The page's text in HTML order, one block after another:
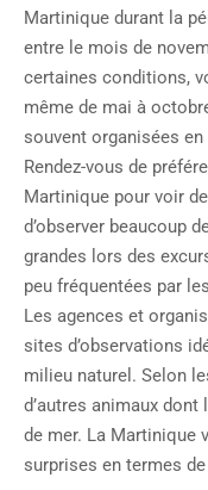
Martinique durant la
entre le mois de
certaines conditions,
même de mai à
souvent organisées en
Rendez-vous de
Martinique pour voir
d’observer beaucoup
grandes lors des
peu fréquentées par
Les agences et
sites d’observations
milieu naturel. Selon
d’autres animaux
de mer. La Martinique
surprises en termes